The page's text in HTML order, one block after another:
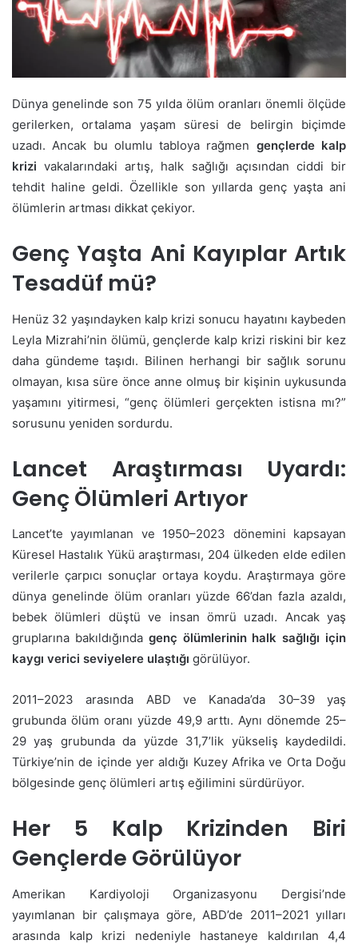
Dünya genelinde son 75 yılda ölüm oranları önemli ölçüde
gerilerken, ortalama yaşam süresi de belirgin biçimde
uzadı. Ancak bu olumlu tabloya rağmen gençlerde kalp
krizi vakalarındaki artış, halk sağlığı açısından ciddi bir
tehdit haline geldi. Özellikle son yıllarda genç yaşta ani
ölümlerin artması dikkat çekiyor.
Genç Yaşta Ani Kayıplar Artık
Tesadüf mü?
Henüz 32 yaşındayken kalp krizi sonucu hayatını kaybeden
Leyla Mizrahi’nin ölümü, gençlerde kalp krizi riskini bir kez
daha gündeme taşıdı. Bilinen herhangi bir sağlık sorunu
olmayan, kısa süre önce anne olmuş bir kişinin uykusunda
yaşamını yitirmesi, “genç ölümleri gerçekten istisna mı?”
sorusunu yeniden sordurdu.
Lancet Araştırması Uyardı:
Genç Ölümleri Artıyor
Lancet’te yayımlanan ve 1950–2023 dönemini kapsayan
Küresel Hastalık Yükü araştırması, 204 ülkeden elde edilen
verilerle çarpıcı sonuçlar ortaya koydu. Araştırmaya göre
dünya genelinde ölüm oranları yüzde 66’dan fazla azaldı,
bebek ölümleri düştü ve insan ömrü uzadı. Ancak yaş
gruplarına bakıldığında genç ölümlerinin halk sağlığı için
kaygı verici seviyelere ulaştığı görülüyor.
2011–2023 arasında ABD ve Kanada’da 30–39 yaş
grubunda ölüm oranı yüzde 49,9 arttı. Aynı dönemde 25–
29 yaş grubunda da yüzde 31,7’lik yükseliş kaydedildi.
Türkiye’nin de içinde yer aldığı Kuzey Afrika ve Orta Doğu
bölgesinde genç ölümleri artış eğilimini sürdürüyor.
Her 5 Kalp Krizinden Biri
Gençlerde Görülüyor
Amerikan Kardiyoloji Organizasyonu Dergisi’nde
yayımlanan bir çalışmaya göre, ABD’de 2011–2021 yılları
arasında kalp krizi nedeniyle hastaneye kaldırılan 4,4